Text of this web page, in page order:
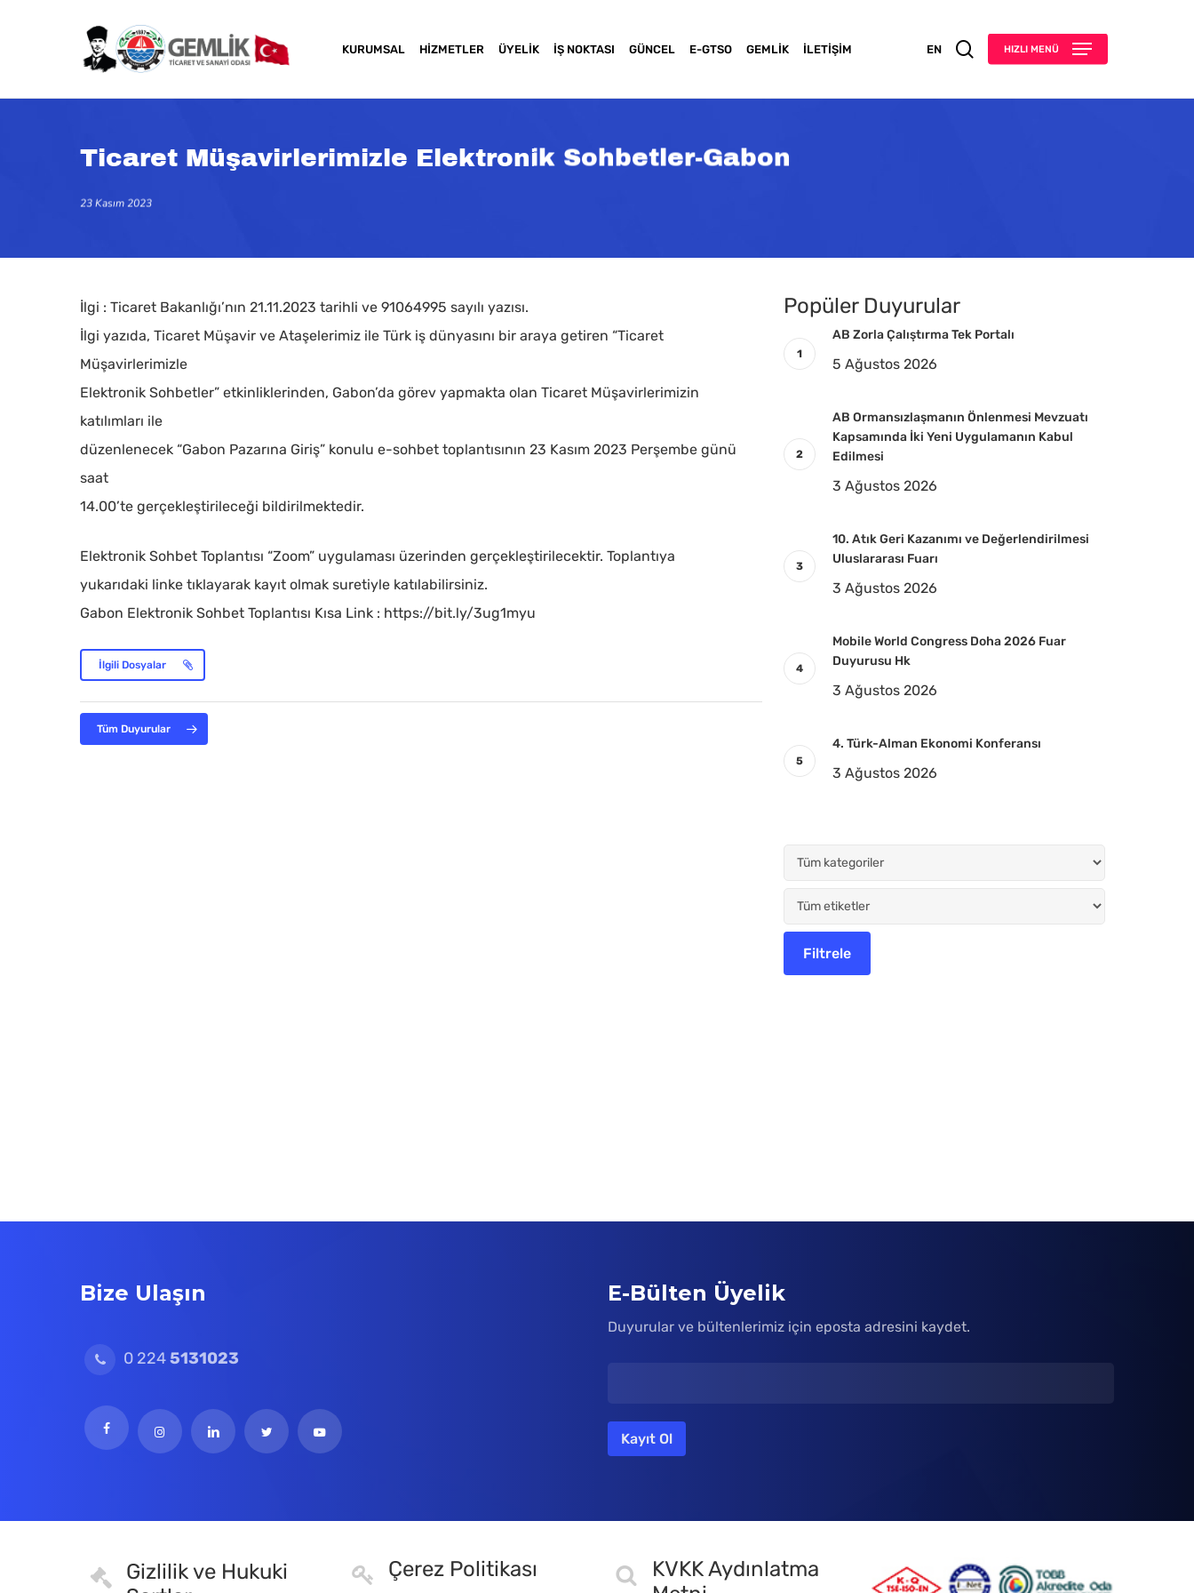
content
Kapatmak için arama veya ESC için enter tuşuna basınız
KURUMSAL HIZMETLER ÜYELIK İŞ NOKTASI GÜNCEL E-GTSO GEMLIK İLETIŞIM EN searchHIZLI MENÜ
Ticaret Müşavirlerimizle Elektronik Sohbetler-Gabon
23 Kasım 2023
İlgi : Ticaret Bakanlığı’nın 21.11.2023 tarihli ve 91064995 sayılı yazısı.
İlgi yazıda, Ticaret Müşavir ve Ataşelerimiz ile Türk iş dünyasını bir araya getiren “Ticaret
Müşavirlerimizle
Elektronik Sohbetler” etkinliklerinden, Gabon’da görev yapmakta olan Ticaret Müşavirlerimizin
katılımları ile
düzenlenecek “Gabon Pazarına Giriş” konulu e-sohbet toplantısının 23 Kasım 2023 Perşembe günü
saat
14.00’te gerçekleştirileceği bildirilmektedir.
Elektronik Sohbet Toplantısı “Zoom” uygulaması üzerinden gerçekleştirilecektir. Toplantıya
yukarıdaki linke tıklayarak kayıt olmak suretiyle katılabilirsiniz.
Gabon Elektronik Sohbet Toplantısı Kısa Link : https://bit.ly/3ug1myu
İlgili Dosyalar
Tüm Duyurular
Popüler Duyurular
AB Zorla Çalıştırma Tek Portalı
5 Ağustos 2026
AB Ormansızlaşmanın Önlenmesi Mevzuatı
Kapsamında İki Yeni Uygulamanın Kabul
Edilmesi
3 Ağustos 2026
10. Atık Geri Kazanımı ve Değerlendirilmesi
Uluslararası Fuarı
3 Ağustos 2026
Mobile World Congress Doha 2026 Fuar
Duyurusu Hk
3 Ağustos 2026
4. Türk-Alman Ekonomi Konferansı
3 Ağustos 2026
Bize Ulaşın
0 2245131023
E-Bülten Üyelik
Duyurular ve bültenlerimiz için eposta adresini kaydet.
Gizlilik ve Hukuki
Çerez Politikası
KVKK Aydınlatma